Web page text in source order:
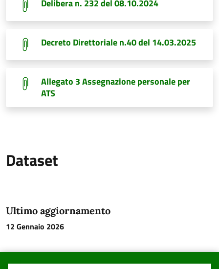
Delibera n. 232 del 08.10.2024
Decreto Direttoriale n.40 del 14.03.2025
Allegato 3 Assegnazione personale per
ATS
Dataset
Ultimo aggiornamento
12 Gennaio 2026